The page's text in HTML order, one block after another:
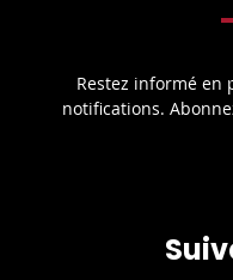
Restez informé en
notifications.